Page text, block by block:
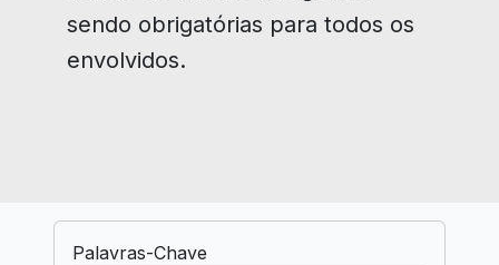
sendo obrigatórias para todos os
envolvidos.
Palavras-Chave